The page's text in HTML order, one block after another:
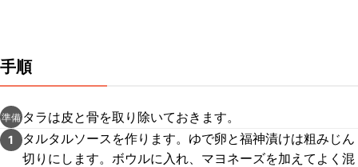
手順
準備 タラは皮と骨を取り除いておきます。
1
タルタルソースを作ります。ゆで卵と福神漬けは粗みじん
切りにします。ボウルに入れ、マヨネーズを加えてよく混